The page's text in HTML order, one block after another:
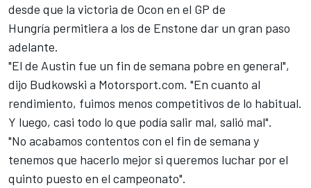
desde que la victoria de Ocon en el GP de
Hungría permitiera a los de Enstone dar un gran paso
adelante.
"El de Austin fue un fin de semana pobre en general",
dijo Budkowski a Motorsport.com. "En cuanto al
rendimiento, fuimos menos competitivos de lo habitual.
Y luego, casi todo lo que podía salir mal, salió mal".
"No acabamos contentos con el fin de semana y
tenemos que hacerlo mejor si queremos luchar por el
quinto puesto en el campeonato".